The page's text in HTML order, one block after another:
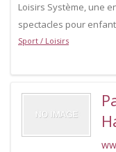
Loisirs Système, une
spectacles pour
Sport / Loisirs